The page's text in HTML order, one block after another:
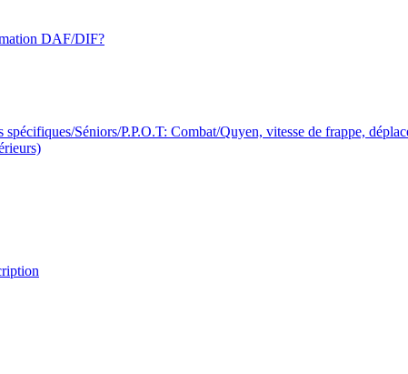
DAF/DIF?
Séniors/P.P.O.T: Combat/Quyen, vitesse de frappe,